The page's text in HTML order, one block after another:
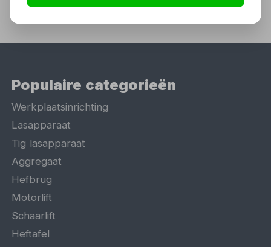
Populaire categorieën
Werkplaatsinrichting
Lasapparaat
Tig lasapparaat
Aggregaat
Hefbrug
Motorlift
Schaarlift
Heftafel